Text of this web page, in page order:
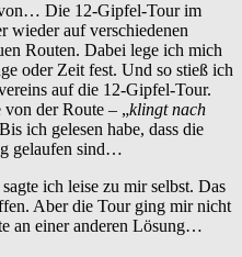
Die 12-Gipfel-Tour im
wieder auf verschiedenen
Routen. Dabei lege ich mich
oder Zeit fest. Und so stieß ich
auf die 12-Gipfel-Tour.
von der Route – „klingt nach
ich gelesen habe, dass die
gelaufen sind…
sagte ich leise zu mir selbst. Das
Aber die Tour ging mir nicht
an einer anderen Lösung…